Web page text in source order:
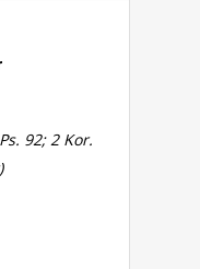
92; 2 Kor.